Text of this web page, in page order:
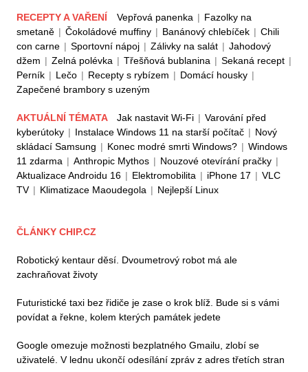
RECEPTY A VAŘENÍ Vepřová panenka | Fazolky na
smetaně | Čokoládové muffiny | Banánový chlebíček | Chili
con carne | Sportovní nápoj | Zálivky na salát | Jahodový
džem | Zelná polévka | Třešňová bublanina | Sekaná recept |
Perník | Lečo | Recepty s rybízem | Domácí housky |
Zapečené brambory s uzeným
AKTUÁLNÍ TÉMATA Jak nastavit Wi-Fi | Varování před
kyberútoky | Instalace Windows 11 na starší počítač | Nový
skládací Samsung | Konec modré smrti Windows? | Windows
11 zdarma | Anthropic Mythos | Nouzové otevírání pračky |
Aktualizace Androidu 16 | Elektromobilita | iPhone 17 | VLC
TV | Klimatizace Maoudegola | Nejlepší Linux
ČLÁNKY CHIP.CZ
Robotický kentaur děsí. Dvoumetrový robot má ale
zachraňovat životy
Futuristické taxi bez řidiče je zase o krok blíž. Bude si s vámi
povídat a řekne, kolem kterých památek jedete
Google omezuje možnosti bezplatného Gmailu, zlobí se
uživatelé. V lednu ukončí odesílání zpráv z adres třetích stran